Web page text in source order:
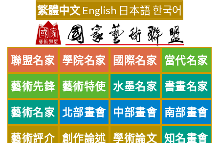
繁體中文 English 日本語한국어
聯盟名家 學院名家 國際名家 當代名家
藝術先鋒 藝術特使 水墨名家 書畫名家
藝術名家 北部畫會 中部畫會 南部畫會
藝術評介 創作論述 學術論文 知名畫會